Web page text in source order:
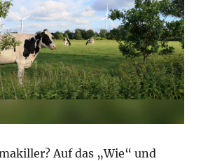
Auf das „Wie“ und